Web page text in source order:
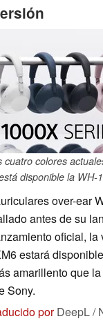
cuatro colores
disponible la WH-
over-ear
antes de su
oficial,
estará
amarillento que
Sony.
porDeepL /